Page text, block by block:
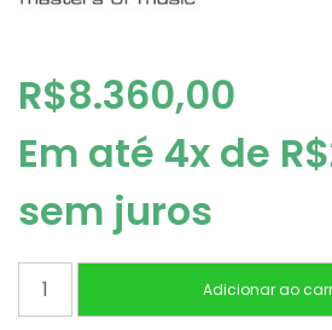
R$8.360,00
Em até 4x de R$
sem juros
TECLADO
KORG
Adicionar ao